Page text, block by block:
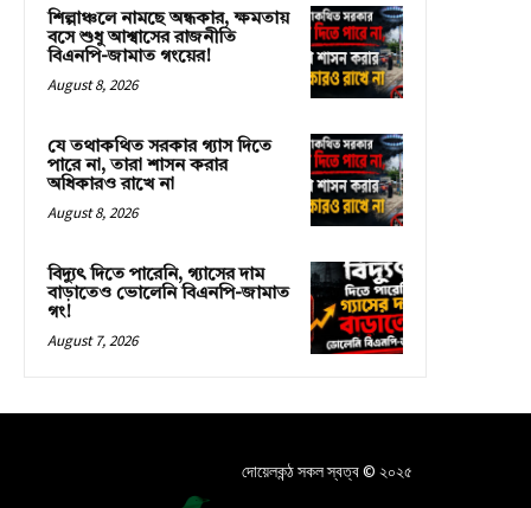
শিল্পাঞ্চলে নামছে অন্ধকার, ক্ষমতায়
বসে শুধু আশ্বাসের রাজনীতি
বিএনপি-জামাত গংয়ের!
August 8, 2026
যে তথাকথিত সরকার গ্যাস দিতে
পারে না, তারা শাসন করার
অধিকারও রাখে না
August 8, 2026
বিদ্যুৎ দিতে পারেনি, গ্যাসের দাম
বাড়াতেও ভোলেনি বিএনপি-জামাত
গং!
August 7, 2026
দোয়েলকন্ঠ সকল স্বত্ব © ২০২৫